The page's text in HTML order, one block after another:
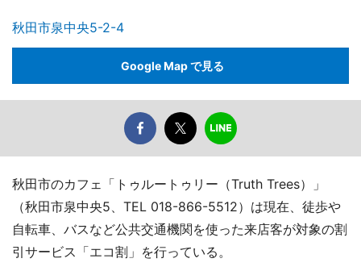
秋田市泉中央5-2-4
Google Map で見る
秋田市のカフェ「トゥルートゥリー（Truth Trees）」
（秋田市泉中央5、TEL 018-866-5512）は現在、徒歩や
自転車、バスなど公共交通機関を使った来店客が対象の割
引サービス「エコ割」を行っている。